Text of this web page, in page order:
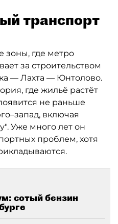
транспорт
зоны, где метро
за строительством
— Лахта — Юнтолово.
где жильё растёт
не раньше
включая
Уже много лет он
проблем, хотя
сотый бензин